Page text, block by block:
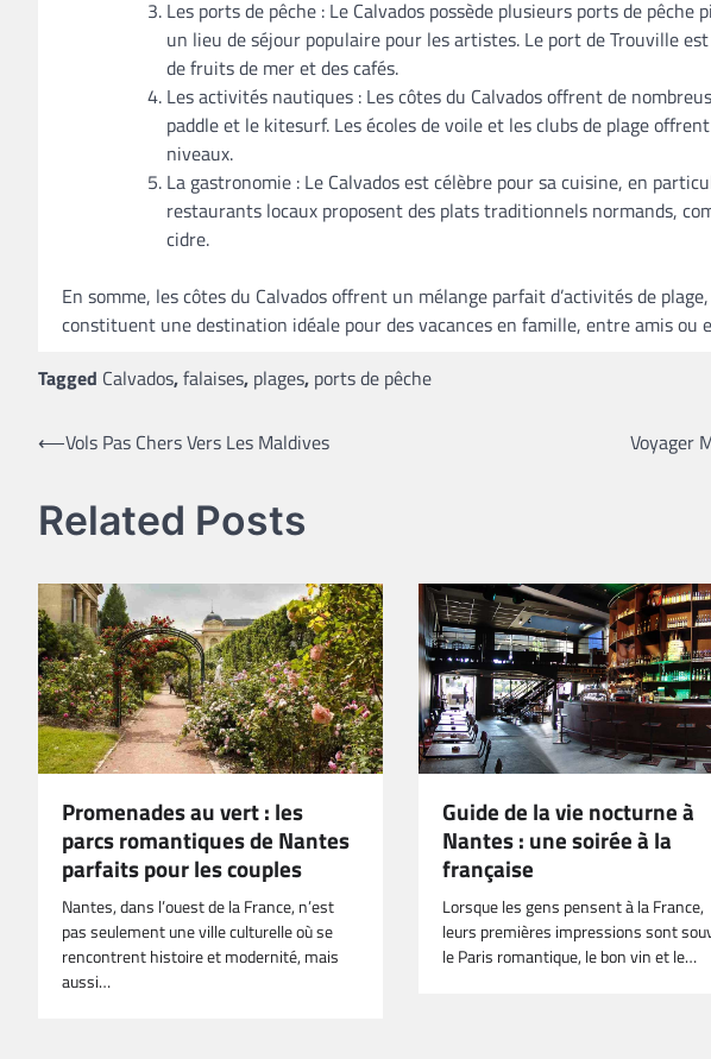
Les ports de pêche : Le Calvados possède plusieurs ports de
un lieu de séjour populaire pour les artistes. Le port de Trouville
de fruits de mer et des cafés.
Les activités nautiques : Les côtes du Calvados offrent de
paddle et le kitesurf. Les écoles de voile et les clubs de plage
niveaux.
La gastronomie : Le Calvados est célèbre pour sa cuisine, en
restaurants locaux proposent des plats traditionnels normands,
cidre.
En somme, les côtes du Calvados offrent un mélange parfait d’activités de
constituent une destination idéale pour des vacances en famille, entre amis ou
Tagged Calvados,falaises, plages, ports de pêche
Navigation
l’article
⟵Vols Pas Chers Vers Les Maldives Voyager
Related Posts
Promenades au vert : les
parcs romantiques de Nantes
parfaits pour les couples
Nantes, dans l’ouest de la France, n’est
pas seulement une ville culturelle où se
rencontrent histoire et modernité, mais
aussi…
Guide de la vie nocturne à
Nantes : une soirée à la
française
Lorsque les gens pensent à la France,
leurs premières impressions sont
le Paris romantique, le bon vin et le…